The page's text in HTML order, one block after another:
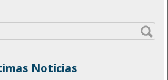
Notícias